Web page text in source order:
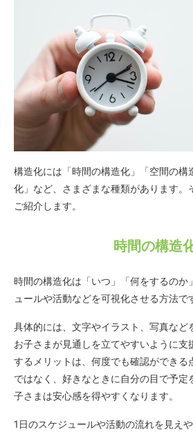
構造化には「時間の構造化」「空間の構
化」など、さまざまな種類があります。
ご紹介します。
時間の構造
時間の構造化は「いつ」「何をするのか
ュールや活動などを可視化させる方法で
具体的には、文字やイラスト、写真など
お子さまが見通しを立てやすいように支
するメリットは、何度でも確認ができる
ではなく、好きなときに自分の目で予定
子さまは安心感を得やすくなります。
1日のスケジュールや活動の流れを見え